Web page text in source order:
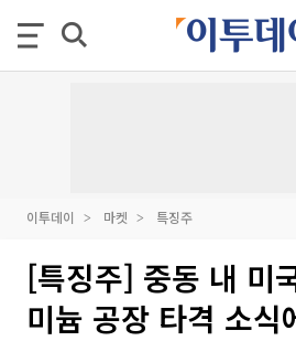
이투데이 마켓 특징주
[특징주] 중동 내 미
미늄 공장 타격 소